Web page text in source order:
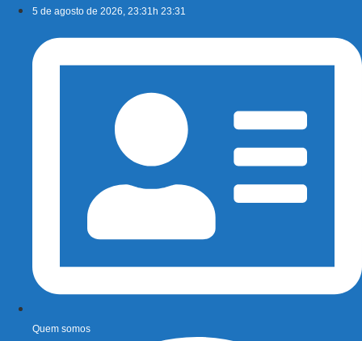
conteúdo
5 de agosto de 2026, 23:31h 23:31
Quem somos